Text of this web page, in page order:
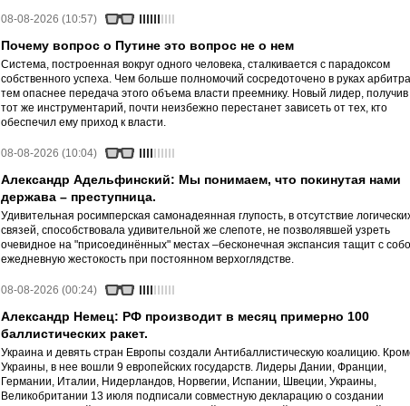
08-08-2026 (10:57)
Почему вопрос о Путине это вопрос не о нем
Система, построенная вокруг одного человека, сталкивается с парадоксом
собственного успеха. Чем больше полномочий сосредоточено в руках
тем опаснее передача этого объема власти преемнику. Новый лидер, получив
тот же инструментарий, почти неизбежно перестанет зависеть от тех, кто
обеспечил ему приход к власти.
08-08-2026 (10:04)
Александр Адельфинский: Мы понимаем, что покинутая нами
держава – преступница.
Удивительная росимперская самонадеянная глупость, в отсутствие
связей, способствовала удивительной же слепоте, не позволявшей узреть
очевидное на "присоединённых" местах –бесконечная экспансия тащит с
ежедневную жестокость при постоянном верхоглядстве.
08-08-2026 (00:24)
Александр Немец: РФ производит в месяц примерно 100
баллистических ракет.
Украина и девять стран Европы создали Антибаллистическую коалицию.
Украины, в нее вошли 9 европейских государств. Лидеры Дании, Франции,
Германии, Италии, Нидерландов, Норвегии, Испании, Швеции, Украины,
Великобритании 13 июля подписали совместную декларацию о создании